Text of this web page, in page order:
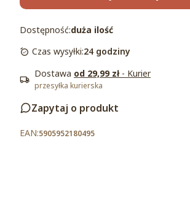
Dostępność:duża ilość
Czas wysyłki:24 godziny
Dostawa od 29,99 zł - Kurier
przesyłka kurierska
Zapytaj o produkt
5905952180495